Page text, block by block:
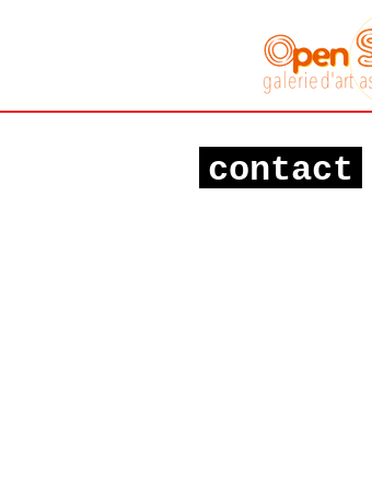
Galerie art
associative
contact